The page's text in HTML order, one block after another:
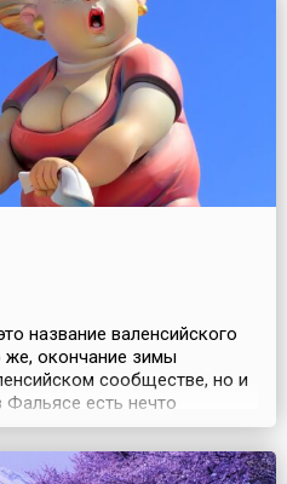
название валенсийского
же, окончание зимы
сообществе, но и
есть нечто
от других подобных
в город, в период с
туристов.Фальяс — это